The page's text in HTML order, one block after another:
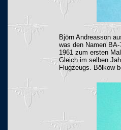
Björn Andreasson
was den Namen
1961 zum ersten
Gleich im selben
Flugzeugs. Bölkow